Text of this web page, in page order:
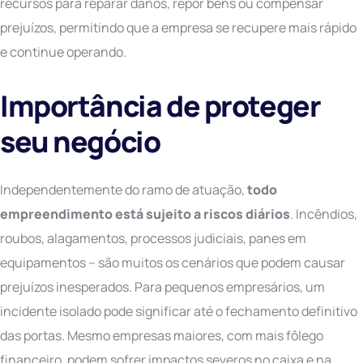
prejuízos, permitindo que a empresa se recupere mais rápido
e continue operando.
Importância de proteger
seu negócio
Independentemente do ramo de atuação,todo
empreendimento está sujeito a riscos diários. Incêndios,
roubos, alagamentos, processos judiciais, panes em
equipamentos – são muitos os cenários que podem causar
prejuízos inesperados. Para pequenos empresários, um
incidente isolado pode significar até o fechamento definitivo
das portas. Mesmo empresas maiores, com mais fôlego
financeiro, podem sofrer impactos severos no caixa e na